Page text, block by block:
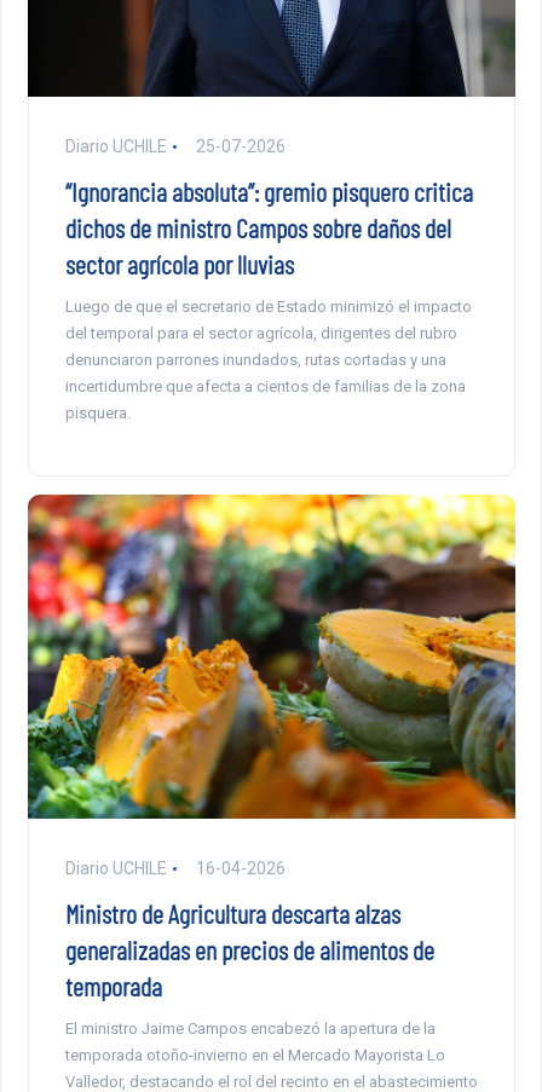
Diario UCHILE 25-07-2026
“Ignorancia absoluta”: gremio pisquero critica
dichos de ministro Campos sobre daños del
sector agrícola por lluvias
Luego de que el secretario de Estado minimizó el impacto
del temporal para el sector agrícola, dirigentes del rubro
denunciaron parrones inundados, rutas cortadas y una
incertidumbre que afecta a cientos de familias de la zona
pisquera.
Diario UCHILE 16-04-2026
Ministro de Agricultura descarta alzas
generalizadas en precios de alimentos de
temporada
El ministro Jaime Campos encabezó la apertura de la
temporada otoño-invierno en el Mercado Mayorista Lo
Valledor, destacando el rol del recinto en el abastecimiento